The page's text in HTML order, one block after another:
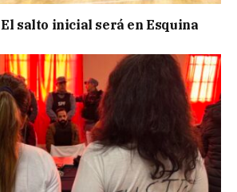
salto inicial será en Esquina